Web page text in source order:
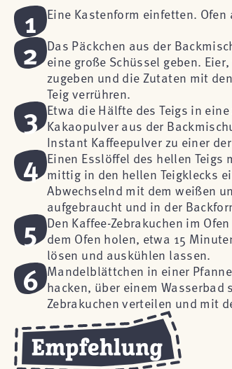
1 Eine Kastenform einfetten.
2 Das Päckchen aus der
eine große Schüssel geben.
zugeben und die Zutaten mit
Teig verrühren.
3 Etwa die Hälfte des Teigs in
Kakaopulver aus der
Instant Kaffeepulver zu einer
4 Einen Esslöffel des hellen
mittig in den hellen Teigklecks
Abwechselnd mit dem weißen
aufgebraucht und in der
5
Den Kaffee-Zebrakuchen im
dem Ofen holen, etwa 15
lösen und auskühlen lassen.
6 Mandelblättchen in einer
hacken, über einem
Zebrakuchen verteilen und mit